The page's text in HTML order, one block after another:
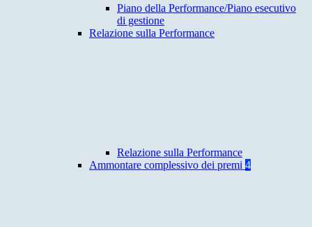
Piano della Performance/Piano esecutivo
di gestione
Relazione sulla Performance
Relazione sulla Performance
Ammontare complessivo dei premi 4